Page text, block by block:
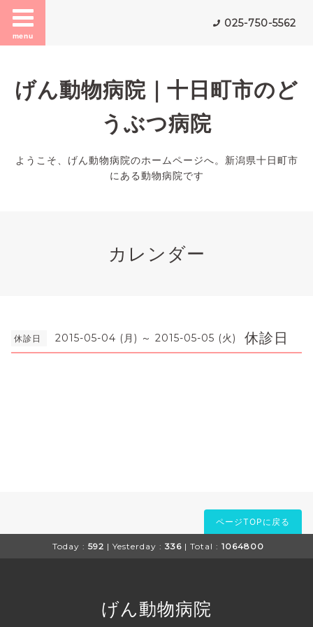
menu
025-750-5562
げん動物病院｜十日町市のど
うぶつ病院
ようこそ、げん動物病院のホームページへ。新潟県十日町市
にある動物病院です
カレンダー
休診日 2015-05-04 (月) ～ 2015-05-05 (火) 休診日
ページTOPに戻る
Today : 592 | Yesterday : 336 | Total : 1064800
げん動物病院